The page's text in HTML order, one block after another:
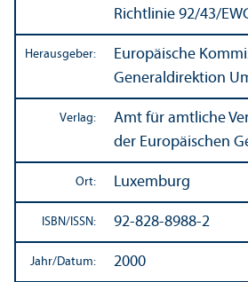
Richtlinie 92/43/
Herausgeber:
Europäische
Generaldirektion
Verlag:
Amt für amtliche
der Europäischen
Ort: Luxemburg
ISBN/ ISSN: 92-828-8988-2
Jahr/Datum: 2000